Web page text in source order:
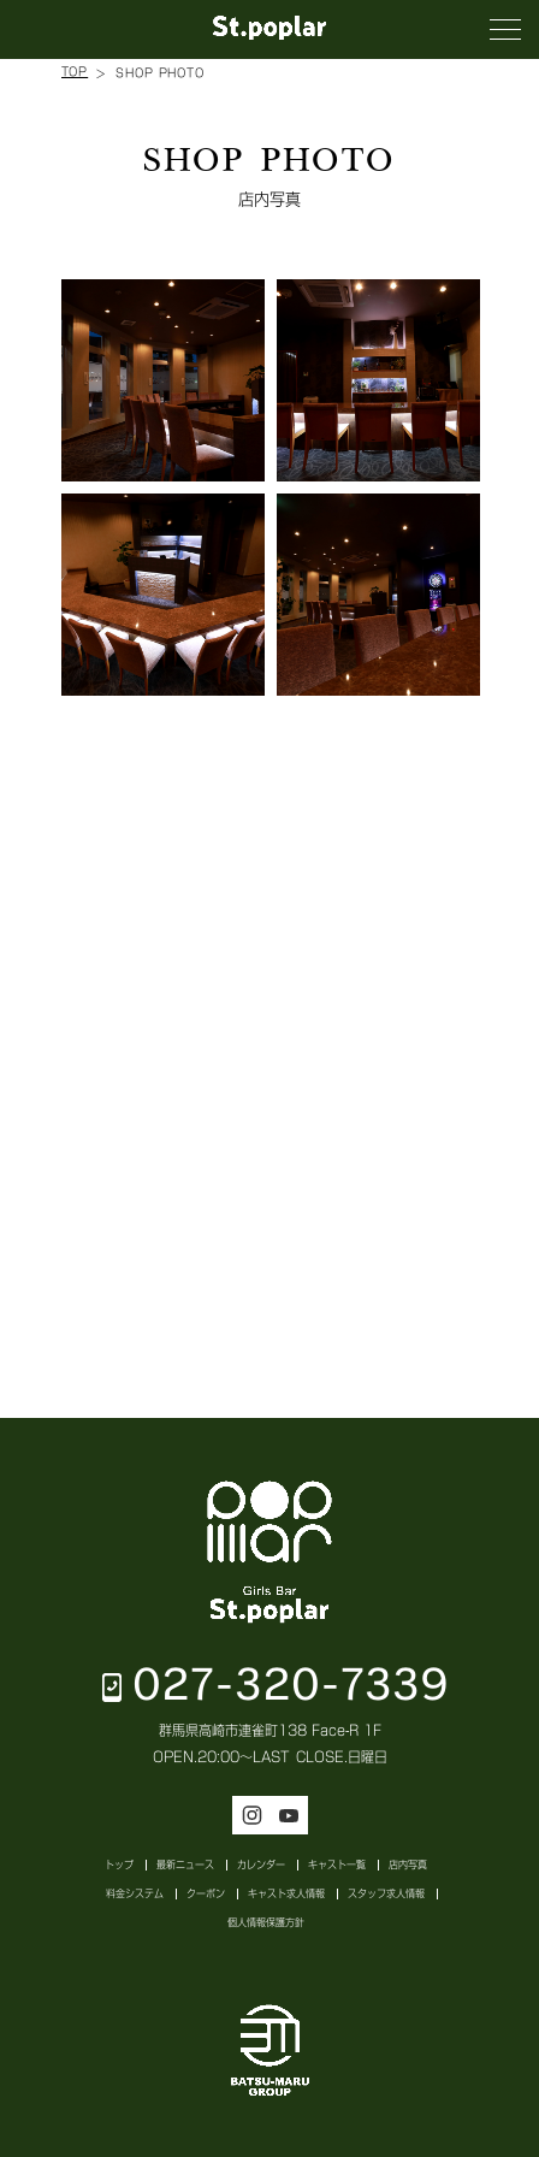
TOP SHOP PHOTO
SHOP PHOTO
店内写真
027-320-7339
群馬県高崎市連雀町138 Face-R 1F
OPEN. 20:00～LAST CLOSE. 日曜日
トップ 最新ニュース カレンダー キャスト一覧 店内写真
料金システム クーポン キャスト求人情報 スタッフ求人情報
個人情報保護方針